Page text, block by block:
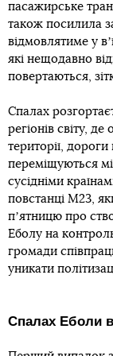
пасажирське
також посилила
відмовлятиме у
які нещодавно
повертаються,
Спалах
регіонів світу,
території,
переміщуються
сусідніми
повстанці M23,
пʼятницю про
Еболу на
громади
уникати
Спалах Еболи